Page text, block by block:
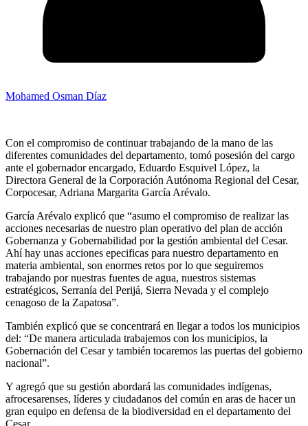
Mohamed Osman Díaz
Con el compromiso de continuar trabajando de la mano de las
diferentes comunidades del departamento, tomó posesión del cargo
ante el gobernador encargado, Eduardo Esquivel López, la
Directora General de la Corporación Autónoma Regional del Cesar,
Corpocesar, Adriana Margarita García Arévalo.
García Arévalo explicó que “asumo el compromiso de realizar las
acciones necesarias de nuestro plan operativo del plan de acción
Gobernanza y Gobernabilidad por la gestión ambiental del Cesar.
Ahí hay unas acciones epecificas para nuestro departamento en
materia ambiental, son enormes retos por lo que seguiremos
trabajando por nuestras fuentes de agua, nuestros sistemas
estratégicos, Serranía del Perijá, Sierra Nevada y el complejo
cenagoso de la Zapatosa”.
También explicó que se concentrará en llegar a todos los municipios
del: “De manera articulada trabajemos con los municipios, la
Gobernación del Cesar y también tocaremos las puertas del gobierno
nacional”.
Y agregó que su gestión abordará las comunidades indígenas,
afrocesarenses, líderes y ciudadanos del común en aras de hacer un
gran equipo en defensa de la biodiversidad en el departamento del